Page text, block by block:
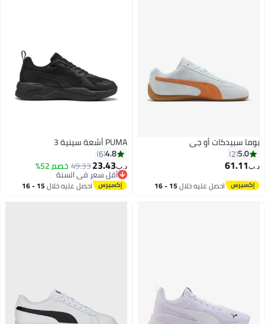
بوما سبيدكات أو جي
5.0
2
د.ب‏61.11
احصل عليه خلال 15 - 16
PUMA أشعة سينية 3
4.8
6
د.ب‏23.43
49.33خصم 52%
أقل سعر في السنة
بتخلّص بسرعة
أقل سعر في السنة
احصل عليه خلال 15 - 16